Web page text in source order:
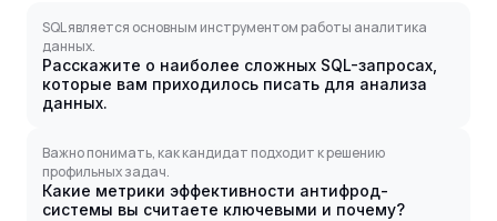
SQL является основным инструментом работы аналитика
данных.
Расскажите о наиболее сложных SQL-запросах,
которые вам приходилось писать для анализа
данных.
Важно понимать, как кандидат подходит к решению
профильных задач.
Какие метрики эффективности антифрод-
системы вы считаете ключевыми и почему?